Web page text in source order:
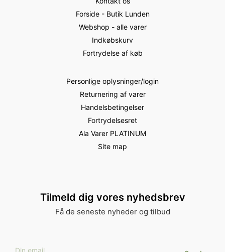
Forside - Butik Lunden
Webshop - alle varer
Indkøbskurv
Fortrydelse af køb
Personlige oplysninger/login
Returnering af varer
Handelsbetingelser
Fortrydelsesret
Ala Varer PLATINUM
Site map
Tilmeld dig vores nyhedsbrev
Få de seneste nyheder og tilbud